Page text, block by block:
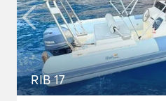
RIB 17